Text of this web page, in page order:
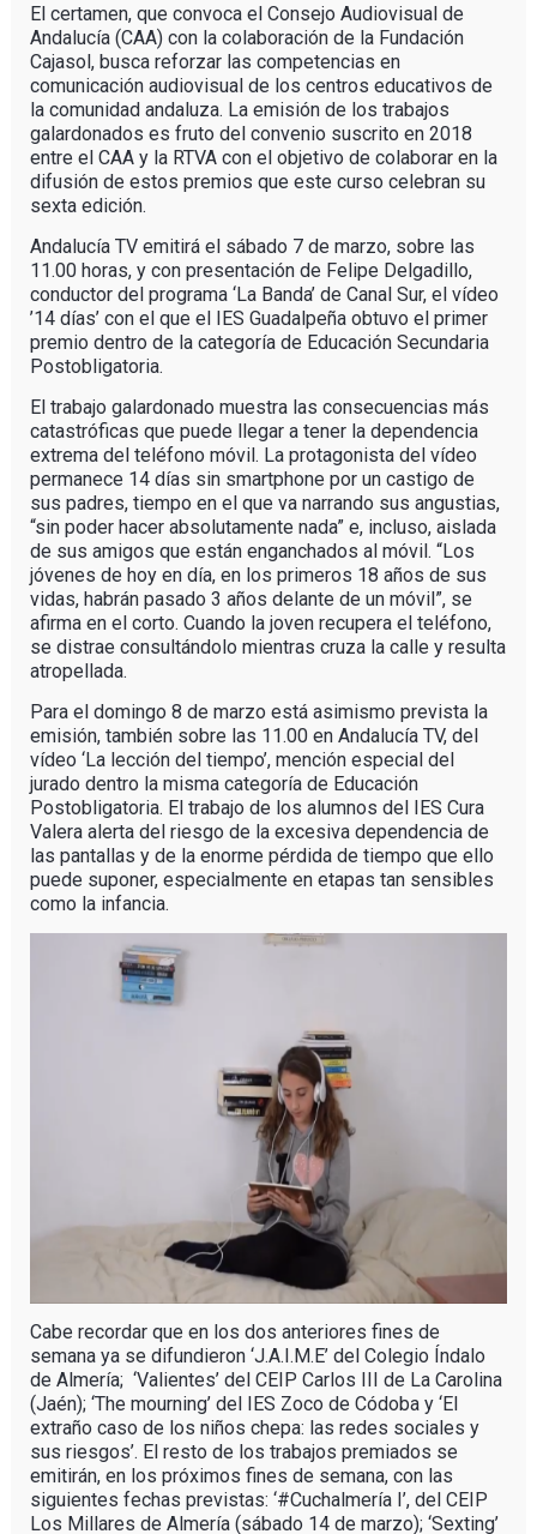
El certamen, que convoca el Consejo Audiovisual de
Andalucía (CAA) con la colaboración de la Fundación
Cajasol, busca reforzar las competencias en
comunicación audiovisual de los centros educativos de
la comunidad andaluza. La emisión de los trabajos
galardonados es fruto del convenio suscrito en 2018
entre el CAA y la RTVA con el objetivo de colaborar en la
difusión de estos premios que este curso celebran su
sexta edición.
Andalucía TV emitirá el sábado 7 de marzo, sobre las
11.00 horas, y con presentación de Felipe Delgadillo,
conductor del programa ‘La Banda’ de Canal Sur, el vídeo
’14 días’ con el que el IES Guadalpeña obtuvo el primer
premio dentro de la categoría de Educación Secundaria
Postobligatoria.
El trabajo galardonado muestra las consecuencias más
catastróficas que puede llegar a tener la dependencia
extrema del teléfono móvil. La protagonista del vídeo
permanece 14 días sin smartphone por un castigo de
sus padres, tiempo en el que va narrando sus angustias,
“sin poder hacer absolutamente nada” e, incluso, aislada
de sus amigos que están enganchados al móvil. “Los
jóvenes de hoy en día, en los primeros 18 años de sus
vidas, habrán pasado 3 años delante de un móvil”, se
afirma en el corto. Cuando la joven recupera el teléfono,
se distrae consultándolo mientras cruza la calle y resulta
atropellada.
Para el domingo 8 de marzo está asimismo prevista la
emisión, también sobre las 11.00 en Andalucía TV, del
vídeo ‘La lección del tiempo’, mención especial del
jurado dentro la misma categoría de Educación
Postobligatoria. El trabajo de los alumnos del IES Cura
Valera alerta del riesgo de la excesiva dependencia de
las pantallas y de la enorme pérdida de tiempo que ello
puede suponer, especialmente en etapas tan sensibles
como la infancia.
Cabe recordar que en los dos anteriores fines de
semana ya se difundieron ‘J.A.I.M.E’ del Colegio Índalo
de Almería; ‘Valientes’ del CEIP Carlos III de La Carolina
(Jaén); ‘The mourning’ del IES Zoco de Códoba y ‘El
extraño caso de los niños chepa: las redes sociales y
sus riesgos’. El resto de los trabajos premiados se
emitirán, en los próximos fines de semana, con las
siguientes fechas previstas: ‘#Cuchalmería I’, del CEIP
Los Millares de Almería (sábado 14 de marzo); ‘Sexting’